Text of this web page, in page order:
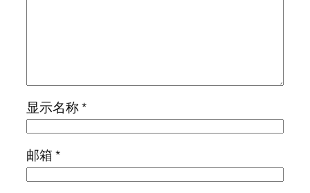
显示名称*
邮箱*